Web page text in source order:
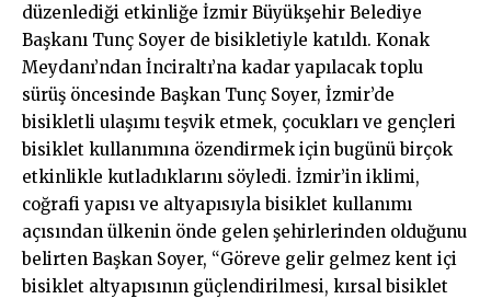
düzenlediği etkinliğe İzmir Büyükşehir Belediye
Başkanı Tunç Soyer de bisikletiyle katıldı. Konak
Meydanı’ndan İnciraltı’na kadar yapılacak toplu
sürüş öncesinde Başkan Tunç Soyer, İzmir’de
bisikletli ulaşımı teşvik etmek, çocukları ve gençleri
bisiklet kullanımına özendirmek için bugünü birçok
etkinlikle kutladıklarını söyledi. İzmir’in iklimi,
coğrafi yapısı ve altyapısıyla bisiklet kullanımı
açısından ülkenin önde gelen şehirlerinden olduğunu
belirten Başkan Soyer, “Göreve gelir gelmez kent içi
bisiklet altyapısının güçlendirilmesi, kırsal bisiklet